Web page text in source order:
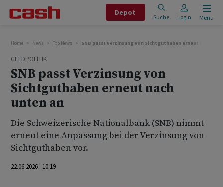
Depot
Suche Login Menu
Home News Top News SNB passt Verzinsung von Sichtguthaben erneut nach
GELDPOLITIK
SNB passt Verzinsung von
Sichtguthaben erneut nach
unten an
Die Schweizerische Nationalbank (SNB) nimmt
erneut eine Anpassung bei der Verzinsung von
Sichtguthaben vor.
22.06.2026 10:19